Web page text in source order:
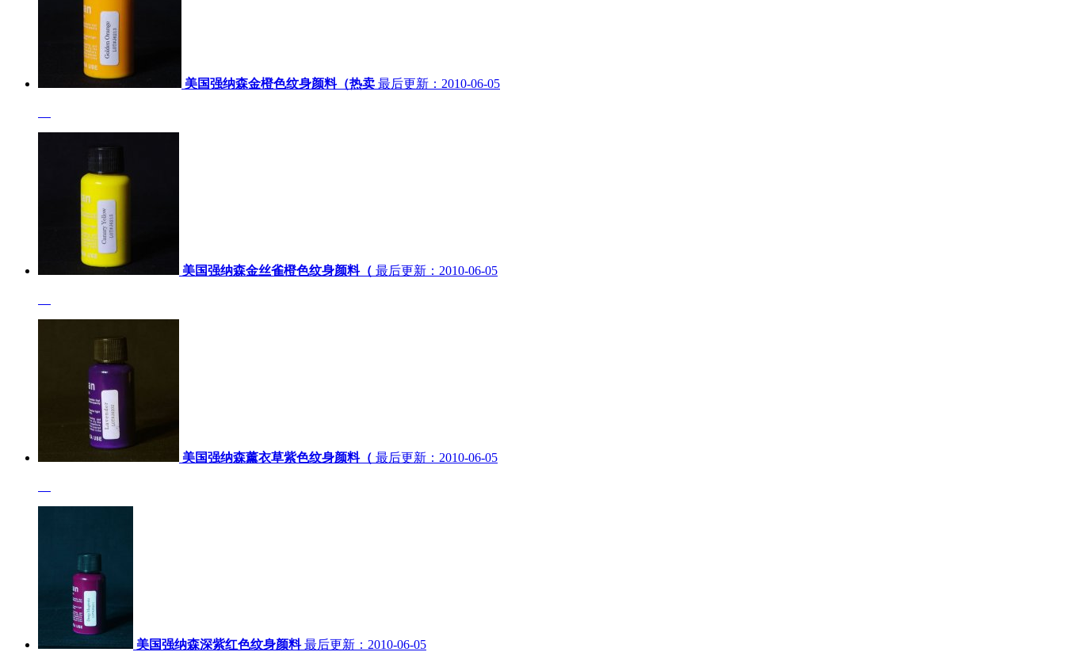
美国强纳森金橙色纹身颜料（热卖 最后更新：2010-06-05
美国强纳森金丝雀橙色纹身颜料（ 最后更新：2010-06-05
美国强纳森薰衣草紫色纹身颜料（ 最后更新：2010-06-05
美国强纳森深紫红色纹身颜料 最后更新：2010-06-05